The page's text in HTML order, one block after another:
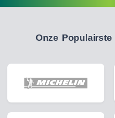
Onze